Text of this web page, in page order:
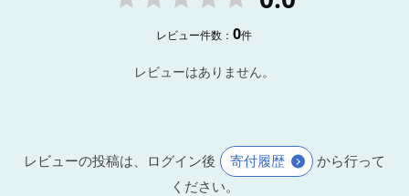
レビュー件数：0件
レビューはありません。
レビューの投稿は、ログイン後 寄付履歴
から行って
ください。